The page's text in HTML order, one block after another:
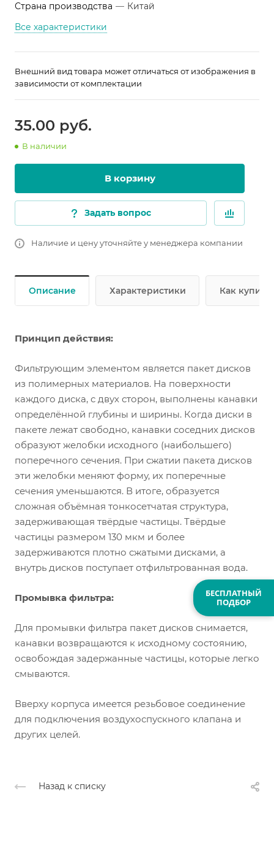
Страна производства — Китай
Все характеристики
Внешний вид товара может отличаться от изображения в
зависимости от комплектации
35.00 руб.
В наличии
В корзину
Задать вопрос
Наличие и цену уточняйте у менеджера компании
Описание Характеристики Как купить
Принцип действия:
Фильтрующим элементом является пакет дисков
из полимерных материалов. На поверхности
каждого диска, с двух сторон, выполнены канавки
определённой глубины и ширины. Когда диски в
пакете лежат свободно, канавки соседних дисков
образуют желобки исходного (наибольшего)
поперечного сечения. При сжатии пакета дисков
эти желобки меняют форму, их поперечные
сечения уменьшаются. В итоге, образуется
сложная объёмная тонкосетчатая структура,
задерживающая твёрдые частицы. Твёрдые
частицы размером 130 мкм и более
задерживаются плотно сжатыми дисками, а
внутрь дисков поступает отфильтрованная вода.
Промывка фильтра:
Для промывки фильтра пакет дисков снимается,
канавки возвращаются к исходному состоянию,
освобождая задержанные частицы, которые легко
смываются.
Вверху корпуса имеется резьбовое соединение
для подключения воздухоспускного клапана и
других целей.
Назад к списку
БЕСПЛАТНЫЙ
ПОДБОР